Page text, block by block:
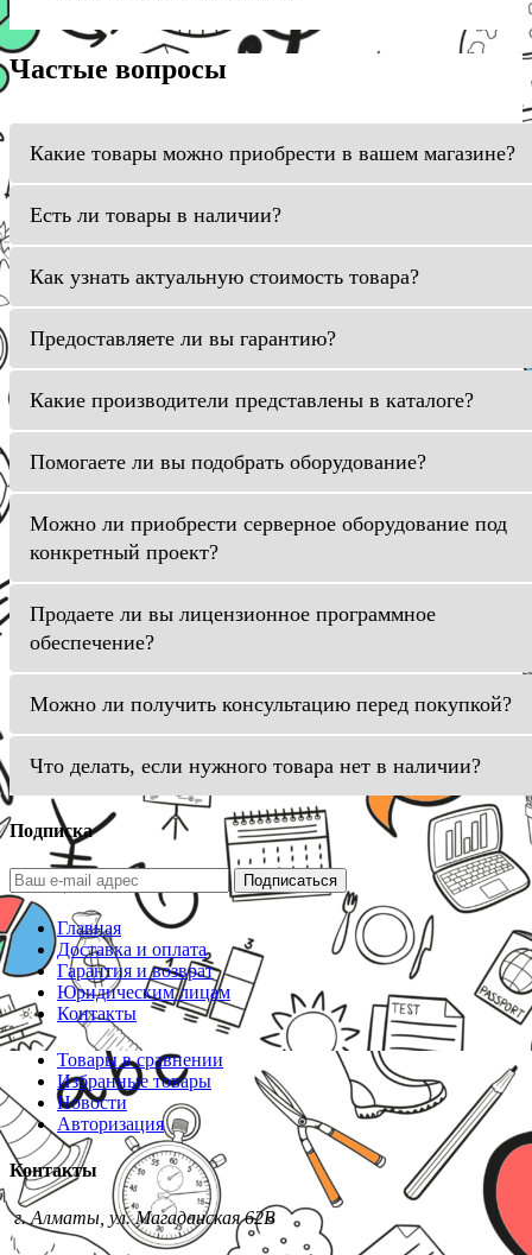
Частые вопросы
Какие товары можно приобрести в вашем магазине?
Есть ли товары в наличии?
Как узнать актуальную стоимость товара?
Предоставляете ли вы гарантию?
Какие производители представлены в каталоге?
Помогаете ли вы подобрать оборудование?
Можно ли приобрести серверное оборудование под
конкретный проект?
Продаете ли вы лицензионное программное
обеспечение?
Можно ли получить консультацию перед покупкой?
Что делать, если нужного товара нет в наличии?
Подписка
Подписаться
Главная
Доставка и оплата
Гарантия и возврат
Юридическим лицам
Контакты
Товары в сравнении
Избранные товары
Новости
Авторизация
Контакты
г. Алматы, ул. Магаданская 62В